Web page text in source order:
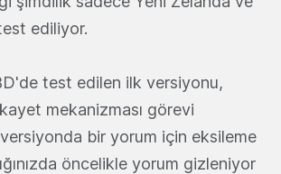
ediliyor.
test edilen ilk versiyonu,
mekanizması görevi
bir yorum için eksileme
öncelikle yorum gizleniyor